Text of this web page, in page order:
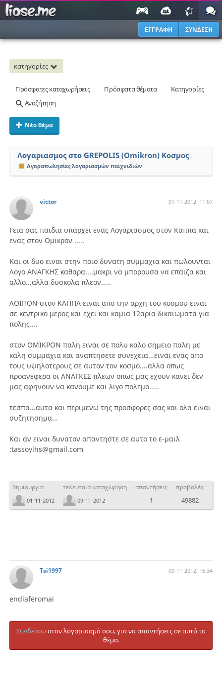
ΕΓΓΡΑΦΗ ΣΥΝΔΕΣΗ
κατηγορίες
Πρόσφατες καταχωρήσεις Πρόσφατα θέματα
Κατηγορίες
Αναζήτηση
Νέο θέμα
Λογαριασμος στο GREPOLIS (Omikron) Κοσμος
Αγοραπωλησίες λογαριασμών παιχνιδιών
victor 01-11-2012, 11:07
Γεια σας παιδια υπαρχει ενας Λογαριασμος στον Καππα και
ενας στον Ομικρον .....
Και οι δυο ειναι στην ποιο δυνατη συμμαχια και πωλουνται
Λογο ΑΝΑΓΚΗΣ καθαρα....μακρι να μπορουσα να επαιζα και
αλλο...αλλα δυσκολα πλεον.....
ΛΟΙΠΟΝ στον ΚΑΠΠΑ ειναι απο την αρχη του κοσμου ειναι
σε κεντρικο μερος και εχει και καμια 12αρια δικαιωματα για
πολης....
στον ΟΜΙΚΡΟΝ παλη ειναι σε πολυ καλο σημειο παλη με
καλη συμμαχια και αναπτησετε συνεχεια...ειναι ενας απο
τους υψηλοτερους σε αυτον τον κοσμο....αλλα οπως
προανεφερα οι ΑΝΑΓΚΕΣ πλεων οπως μας εχουν κανει δεν
μας αφηνουν να κανουμε και λιγο πολεμο.....
τεσπα...αυτα και περιμενω της προσφορες σας και ολα ειναι
συζητησημα...
Και αν ειναι δυνατον απαντηστε σε αυτο το ε-μαιλ
:tassoylhs@gmail.com
δημιουργία
01-11-2012
τελευταία καταχώρηση
09-11-2012
απαντήσεις
1
προβολές
49882
Tsi1997 09-11-2012, 16:34
endiaferomai
Συνδέσουστον λογαριασμό σου, για να απαντήσεις σε αυτό το
θέμα.